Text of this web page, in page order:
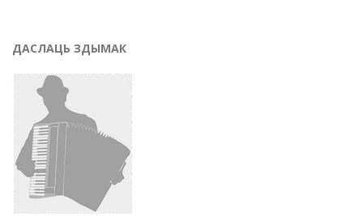
ДАСЛАЦЬ ЗДЫМАК